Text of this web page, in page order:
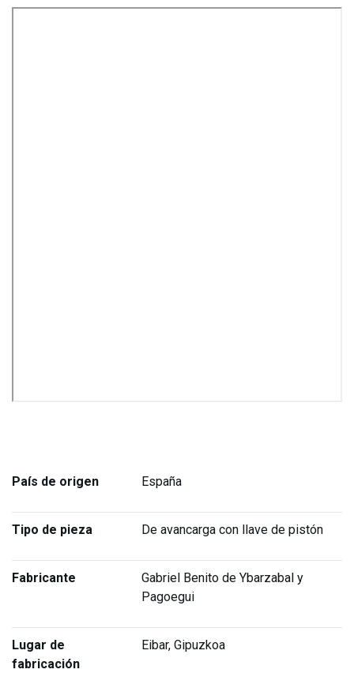
País de origen España
Tipo de pieza De avancarga con llave de pistón
Fabricante
Gabriel Benito de Ybarzabal y
Pagoegui
Lugar de
fabricación
Eibar, Gipuzkoa